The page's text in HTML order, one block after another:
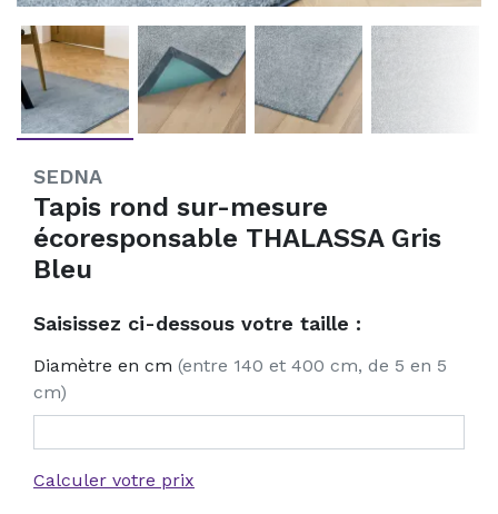
SEDNA
Tapis rond sur-mesure
écoresponsable THALASSA Gris
Bleu
Saisissez ci-dessous votre taille :
Diamètre en cm (entre 140 et 400 cm, de 5 en 5
cm)
Calculer votre prix